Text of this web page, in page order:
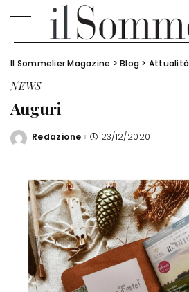
Il Sommelier Magazine >Blog > Attualità
NEWS
Auguri
Posted
Redazione 23/12/2020